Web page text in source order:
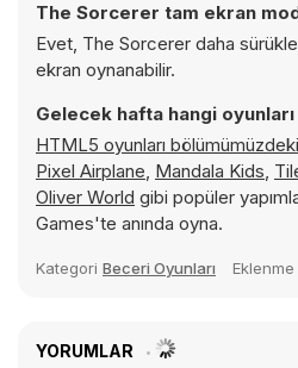
The Sorcerer tam ekran
Evet, The Sorcerer daha
ekran oynanabilir.
Gelecek hafta hangi
HTML5 oyunları
Pixel Airplane, Mandala Kids,
Oliver World gibi popüler
Games'te anında oyna.
Kategori Beceri Oyunları
YORUMLAR